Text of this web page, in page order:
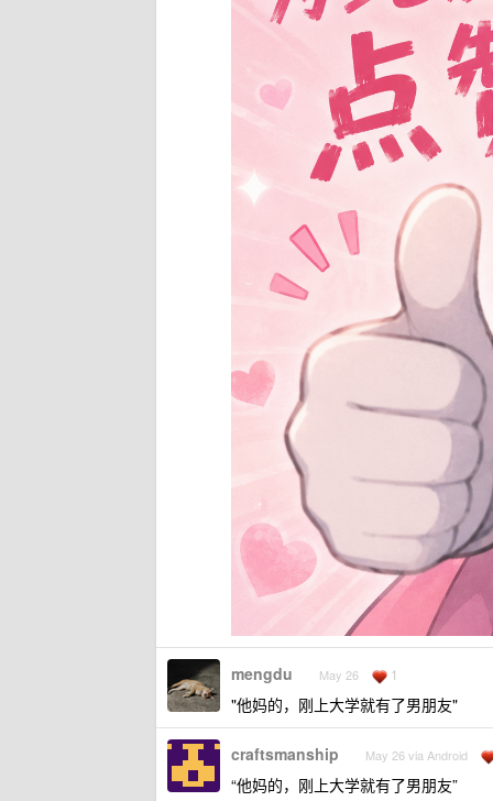
mengdu May 26 1
"他妈的，刚上大学就有了男朋友"
craftsmanship May 26 via Android
“他妈的，刚上大学就有了男朋友”